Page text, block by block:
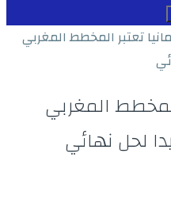
تعتبر المخطط المغربي
المخطط المغربي
لحل نهائي